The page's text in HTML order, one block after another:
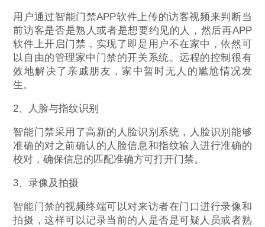
用户通过智能门禁APP软件上传的访客视频来判断当
前访客是否是熟人或者是想要约见的人，然后再APP
软件上开启门禁，实现了即是用户不在家中，依然可
以自由的管理家中门禁的开关系统。远程的控制很有
效地解决了亲戚朋友，家中暂时无人的尴尬情况发
生。
2、人脸与指纹识别
智能门禁采用了高新的人脸识别系统，人脸识别能够
准确的对之前确认的人脸信息和指纹输入进行准确的
校对，确保信息的匹配准确方可打开门禁。
3、录像及拍摄
智能门禁的视频终端可以对来访者在门口进行录像和
拍摄，这样可以记录当前的人是否是可疑人员或者熟